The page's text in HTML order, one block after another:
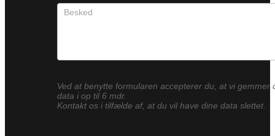
Ved at benytte formularen accepterer du, at vi gemmer
data i op til 6 mdr.
Kontakt os i tilfælde af, at du vil have dine data slettet.